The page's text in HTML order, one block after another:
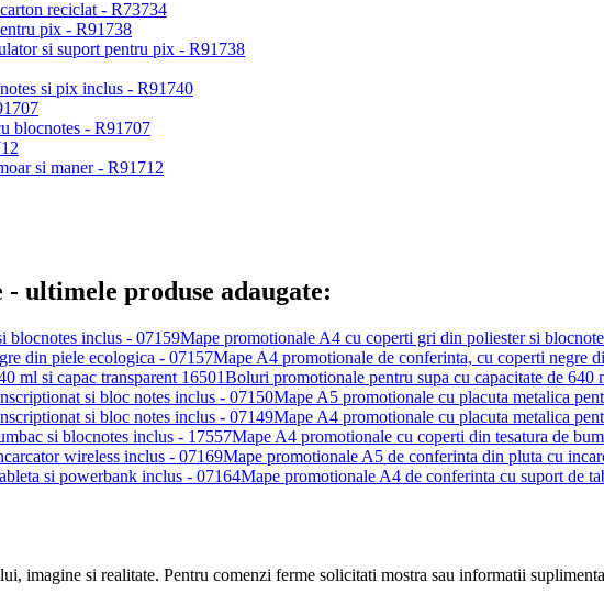
pix - R91738
- ultimele produse adaugate:
Mape promotionale A4 cu coperti gri din poliester si
Mape A4 promotionale de conferinta, cu coperti negre
Boluri promotionale pentru supa cu capacitate de 640
Mape A5 promotionale cu placuta metalica
Mape A4 promotionale cu placuta metalica
Mape A4 promotionale cu coperti din tesatura de
Mape promotionale A5 de conferinta din pluta cu
Mape promotionale A4 de conferinta cu suport de
imagine si realitate. Pentru comenzi ferme solicitati mostra sau informatii